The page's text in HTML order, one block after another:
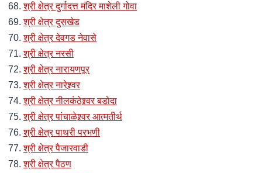
श्री क्षेत्र दुर्गादत्त मंदिर माशेली गोवा
श्री क्षेत्र दुसखेड
श्री क्षेत्र देवगड नेवासे
श्री क्षेत्र नरसी
श्री क्षेत्र नारायणपूर
श्री क्षेत्र नारेश्र्वर
श्री क्षेत्र नीलकंठेश्र्वर बडोदा
श्री क्षेत्र पांचाळेश्र्वर आत्मतीर्थ
श्री क्षेत्र पाथरी परभणी
श्री क्षेत्र पैजारवाडी
श्री क्षेत्र पैठण